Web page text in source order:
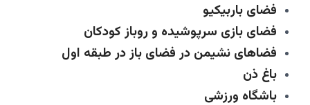
فضای باربیکیو
فضای بازی سرپوشیده و روباز کودکان
فضاهای نشیمن در فضای باز در طبقه اول
باغ ذن
باشگاه ورزشی